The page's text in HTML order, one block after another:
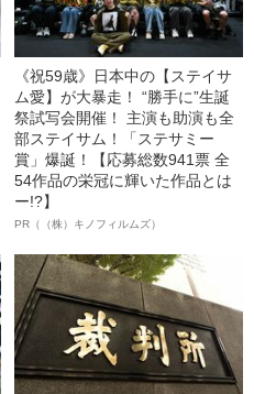
《祝59歳》日本中の【ステイサ
ム愛】が大暴走！ “勝手に”生誕
祭試写会開催！ 主演も助演も全
部ステイサム！「ステサミー
賞」爆誕！【応募総数941票 全
54作品の栄冠に輝いた作品とは
ー!?】
PR（（株）キノフィルムズ）